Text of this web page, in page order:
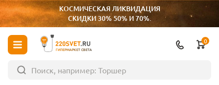
КОСМИЧЕСКАЯ ЛИКВИДАЦИЯ
СКИДКИ 30% 50% И 70%.
ГИПЕРМАРКЕТ СВЕТА
0